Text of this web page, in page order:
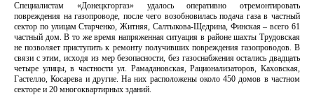
Специалистам «Донецкгоргаз» удалось оперативно отремонтировать
повреждения на газопроводе, после чего возобновилась подача газа в частный
сектор по улицам Старченко, Житняя, Салтыкова-Щедрина, Финская – всего 61
частный дом. В то же время напряженная ситуация в районе шахты Трудовская
не позволяет приступить к ремонту получивших повреждения газопроводов. В
связи с этим, исходя из мер безопасности, без газоснабжения остались двадцать
четыре улицы, в частности ул. Рамадановская, Рационализаторов, Каховская,
Гастелло, Косарева и другие. На них расположены около 450 домов в частном
секторе и 20 многоквартирных зданий.